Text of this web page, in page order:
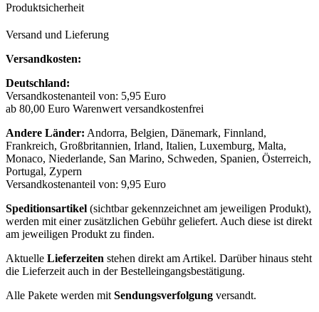
Produktsicherheit
Versand und Lieferung
Versandkosten:
Deutschland:
Versandkostenanteil von: 5,95 Euro
ab 80,00 Euro Warenwert versandkostenfrei
Andere Länder: Andorra, Belgien, Dänemark, Finnland,
Frankreich, Großbritannien, Irland, Italien, Luxemburg, Malta,
Monaco, Niederlande, San Marino, Schweden, Spanien, Österreich,
Portugal, Zypern
Versandkostenanteil von: 9,95 Euro
Speditionsartikel (sichtbar gekennzeichnet am jeweiligen Produkt),
werden mit einer zusätzlichen Gebühr geliefert. Auch diese ist direkt
am jeweiligen Produkt zu finden.
Aktuelle Lieferzeiten stehen direkt am Artikel. Darüber hinaus steht
die Lieferzeit auch in der Bestelleingangsbestätigung.
Alle Pakete werden mit Sendungsverfolgung versandt.